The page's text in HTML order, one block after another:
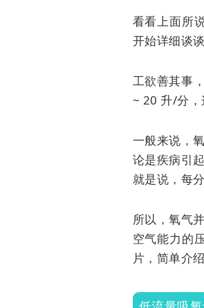
看看上面所
开始详细谈谈
工欲善其事
~ 20 升/分，
一般来说，
论是疾病引
就是说，每
所以，氧气
空气能力的
片，简单介